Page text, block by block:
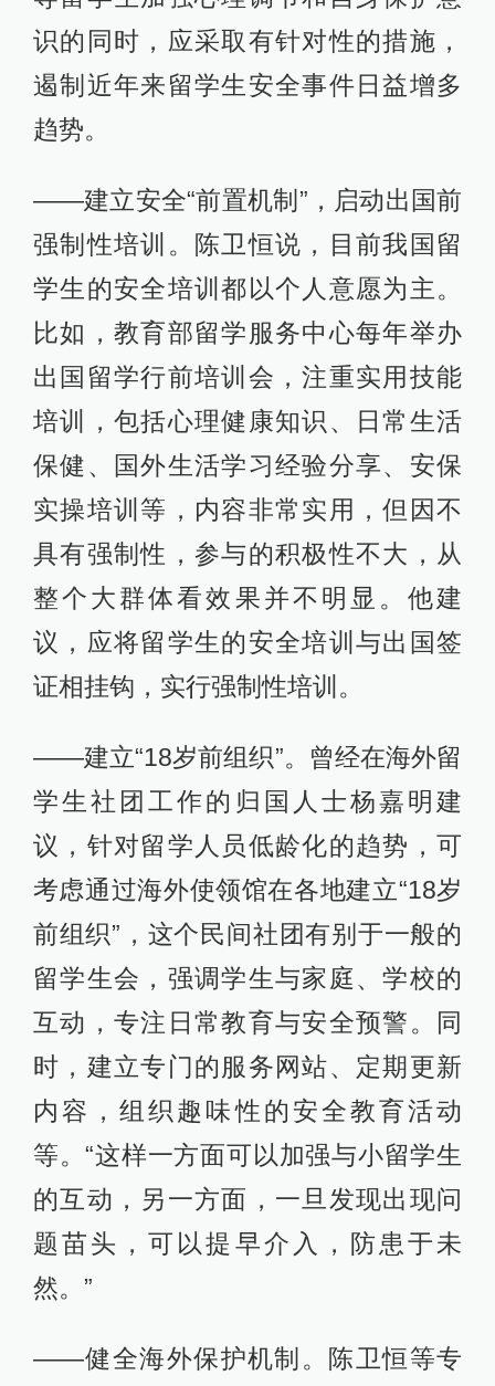
识的同时，应采取有针对性的措施，
遏制近年来留学生安全事件日益增多
趋势。
——建立安全“前置机制”，启动出国前
强制性培训。陈卫恒说，目前我国留
学生的安全培训都以个人意愿为主。
比如，教育部留学服务中心每年举办
出国留学行前培训会，注重实用技能
培训，包括心理健康知识、日常生活
保健、国外生活学习经验分享、安保
实操培训等，内容非常实用，但因不
具有强制性，参与的积极性不大，从
整个大群体看效果并不明显。他建
议，应将留学生的安全培训与出国签
证相挂钩，实行强制性培训。
——建立“18岁前组织”。曾经在海外留
学生社团工作的归国人士杨嘉明建
议，针对留学人员低龄化的趋势，可
考虑通过海外使领馆在各地建立“18岁
前组织”，这个民间社团有别于一般的
留学生会，强调学生与家庭、学校的
互动，专注日常教育与安全预警。同
时，建立专门的服务网站、定期更新
内容，组织趣味性的安全教育活动
等。“这样一方面可以加强与小留学生
的互动，另一方面，一旦发现出现问
题苗头，可以提早介入，防患于未
然。”
——健全海外保护机制。陈卫恒等专